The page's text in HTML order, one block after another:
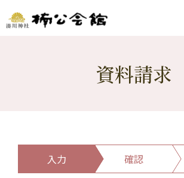
資料請求
入力 確認